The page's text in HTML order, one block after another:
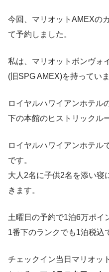
今回、マリオットAMEXの
て予約しました。
私は、マリオットボンヴォ
(旧SPG AMEX)を持っていま
ロイヤルハワイアンホテル
下の本館のヒストリックル
ロイヤルハワイアンホテル
です。
大人2名に子供2名を添い寝
きます。
土曜日の予約で1泊6万ポイ
1番下のランクでも1泊税込
チェックイン当日マリオッ